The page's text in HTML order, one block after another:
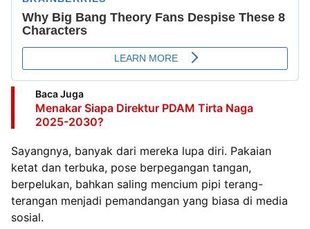
Baca Juga
Menakar Siapa Direktur PDAM Tirta Naga
2025-2030?
Sayangnya, banyak dari mereka lupa diri. Pakaian
ketat dan terbuka, pose berpegangan tangan,
berpelukan, bahkan saling mencium pipi terang-
terangan menjadi pemandangan yang biasa di media
sosial.